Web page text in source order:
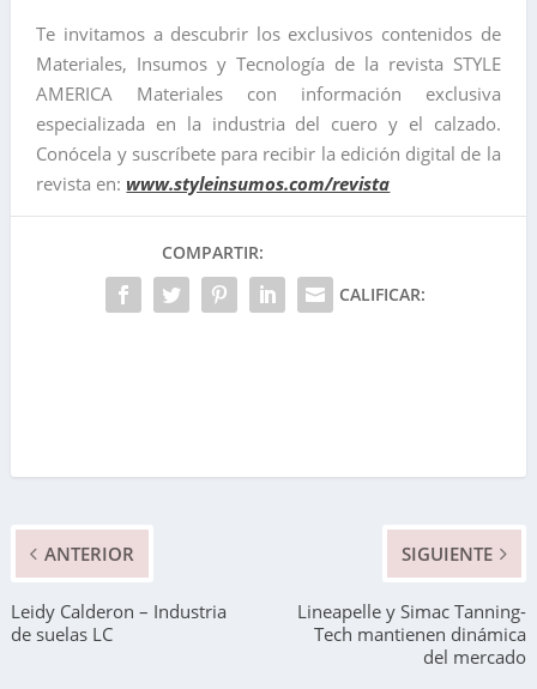
Te invitamos a descubrir los exclusivos contenidos de
Materiales, Insumos y Tecnología de la revista STYLE
AMERICA Materiales con información exclusiva
especializada en la industria del cuero y el calzado.
Conócela y suscríbete para recibir la edición digital de la
revista en: www.styleinsumos.com/revista
COMPARTIR:
CALIFICAR:
ANTERIOR
Leidy Calderon – Industria
de suelas LC
SIGUIENTE
Lineapelle y Simac Tanning-
Tech mantienen dinámica
del mercado